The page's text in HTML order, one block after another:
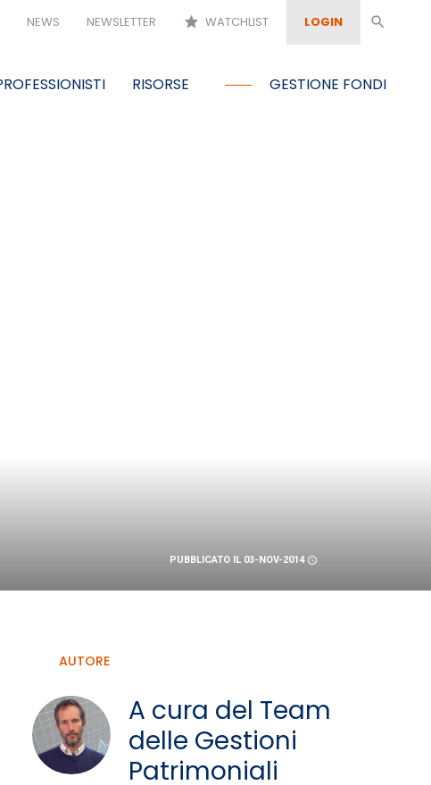
NEWS NEWSLETTER star WATCHLIST LOGIN search
RISORSE GESTIONE FONDI
PUBBLICATO IL 03-NOV-2014 schedule
AUTORE
A cura del Team
delle Gestioni
Patrimoniali